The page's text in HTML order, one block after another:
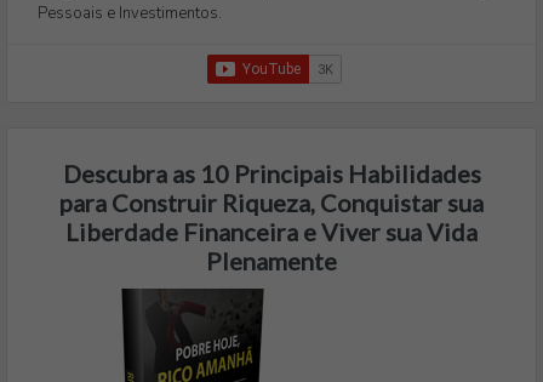
Pessoais e Investimentos.
Descubra as 10 Principais Habilidades
para Construir Riqueza, Conquistar sua
Liberdade Financeira e Viver sua Vida
Plenamente